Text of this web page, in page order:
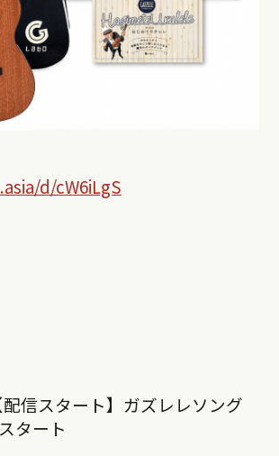
d/cW6iLgS
信スタート】ガズレレソング
タート